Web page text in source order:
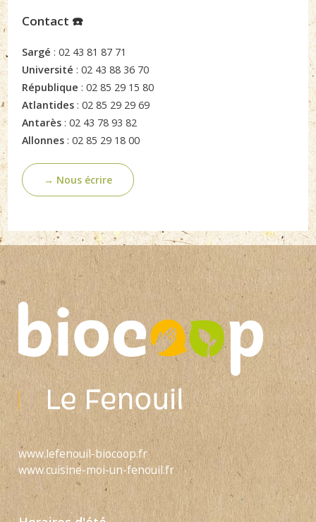
Contact ☎️
Sargé : 02 43 81 87 71
Université : 02 43 88 36 70
République : 02 85 29 15 80
Atlantides : 02 85 29 29 69
Antarès : 02 43 78 93 82
Allonnes : 02 85 29 18 00
→ Nous écrire
www.lefenouil-biocoop.fr
www.cuisine-moi-un-fenouil.fr